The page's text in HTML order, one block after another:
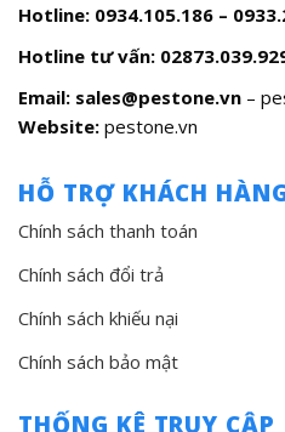
Hotline: 0934.105.186 –
Hotline tư vấn:
Email: sales@pestone.vn –
Website: pestone.vn
HỖ TRỢ KHÁCH
Chính sách thanh toán
Chính sách đổi trả
Chính sách khiếu nại
Chính sách bảo mật
THỐNG KÊ TRUY CẬP